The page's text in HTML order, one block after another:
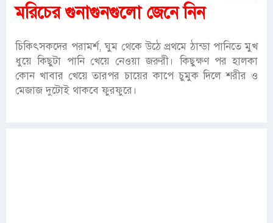
মরিচের গুনাগুনগুলো জেনে নিন
চিকিৎসকদের পরামর্শ, ঘুম থেকে উঠে প্রথমে ঠান্ডা পানিতে মুখ
ধুয়ে কিছুটা পানি খেয়ে নেওয়া জরুরী। কিছুক্ষণ পর হালকা
কোন খাবার খেয়ে তারপর চায়ের কাপে চুমুক দিলে শরীর ও
মেজাজ দুটোই থাকবে ফুরফুরে।